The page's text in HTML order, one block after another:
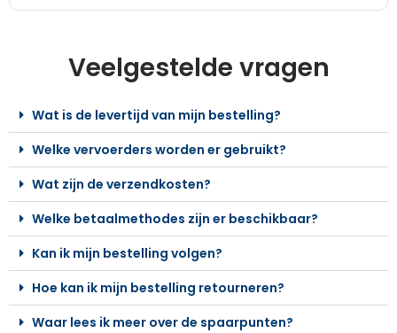
Veelgestelde vragen
Wat is de levertijd van mijn bestelling?
Welke vervoerders worden er gebruikt?
Wat zijn de verzendkosten?
Welke betaalmethodes zijn er beschikbaar?
Kan ik mijn bestelling volgen?
Hoe kan ik mijn bestelling retourneren?
Waar lees ik meer over de spaarpunten?